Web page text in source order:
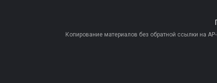
Копирование материалов без обратной ссылки на